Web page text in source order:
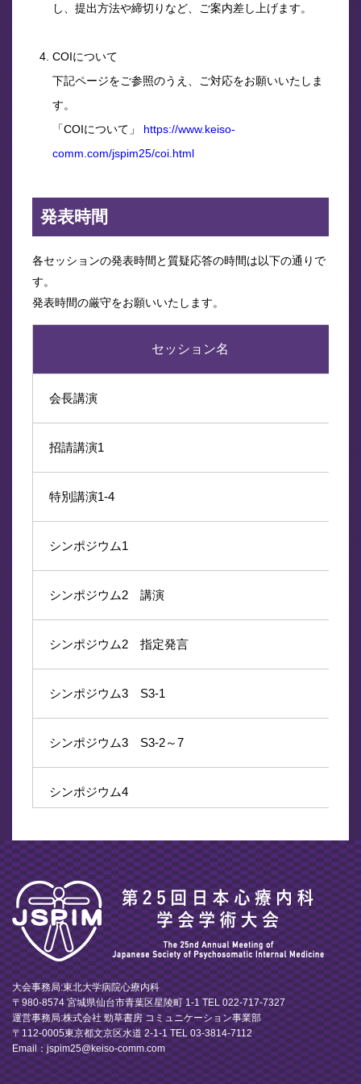
し、提出方法や締切りなど、ご案内差し上げます。
COIについて
下記ページをご参照のうえ、ご対応をお願いいたしま
す。
「COIについて」 https://www.keiso-
comm.com/jspim25/coi.html
発表時間
各セッションの発表時間と質疑応答の時間は以下の通りで
す。
発表時間の厳守をお願いいたします。
セッション名
会長講演
招請講演1
特別講演1-4
シンポジウム1
シンポジウム2 講演
シンポジウム2 指定発言
シンポジウム3 S3-1
シンポジウム3 S3-2～7
シンポジウム4
シンポジウム5 S5-1～4
シンポジウム5 S5-5
パネルディスカッション
第23回治療的自己研究会シンポジウム
心療内科学会-ニューログローバル合同シンポジウム
大会事務局:東北大学病院心療内科
〒980-8574 宮城県仙台市青葉区星陵町 1-1 TEL 022-717-7327
運営事務局:株式会社 勁草書房 コミュニケーション事業部
〒112-0005東京都文京区水道 2-1-1 TEL 03-3814-7112
Email：jspim25@keiso-comm.com